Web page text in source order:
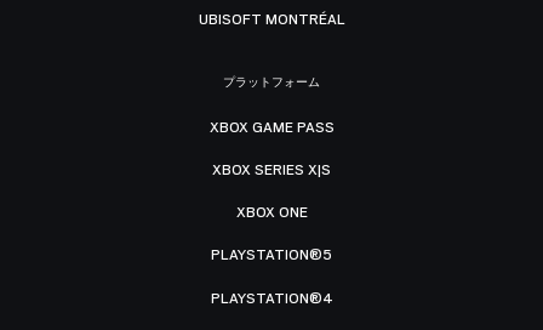
UBISOFT MONTRÉAL
プラットフォーム
XBOX GAME PASS
XBOX SERIES X|S
XBOX ONE
PLAYSTATION®5
PLAYSTATION®4